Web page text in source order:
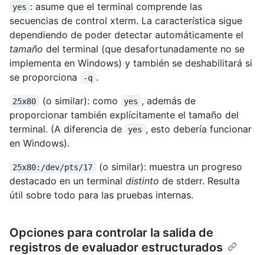
yes : asume que el terminal comprende las
secuencias de control xterm. La característica sigue
dependiendo de poder detectar automáticamente el
tamaño del terminal (que desafortunadamente no se
implementa en Windows) y también se deshabilitará si
se proporciona
-q .
25x80 (o similar): como yes , además de
proporcionar también explícitamente el tamaño del
terminal. (A diferencia de
yes , esto debería funcionar
en Windows).
25x80:/dev/pts/17
(o similar): muestra un progreso
destacado en un terminal distinto de stderr. Resulta
útil sobre todo para las pruebas internas.
Opciones para controlar la salida de
registros de evaluador estructurados